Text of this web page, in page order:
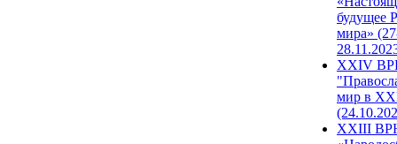
будущее
мира»
XXIV
мир в
XXIII